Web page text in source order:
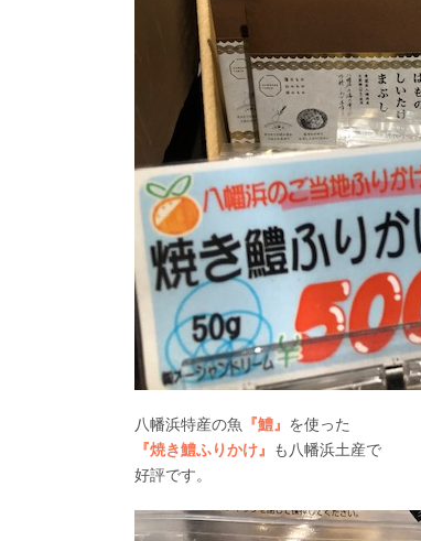
八幡浜特産の魚 『鱧』 を使った
『焼き鱧ふりかけ』
も八幡浜土産で
好評です。